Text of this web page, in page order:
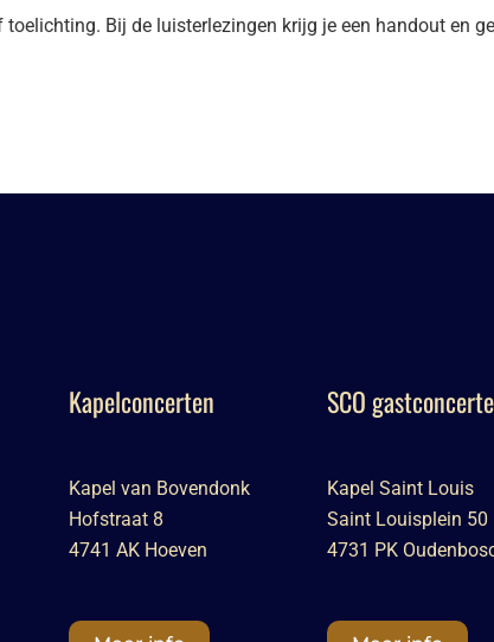
Bij de luisterlezingen krijg je een handout en
Kapelconcerten
Kapel van Bovendonk
Hofstraat 8
4741 AK Hoeven
SCO
Kapel Saint Louis
Saint Louisplein 50
4731 PK